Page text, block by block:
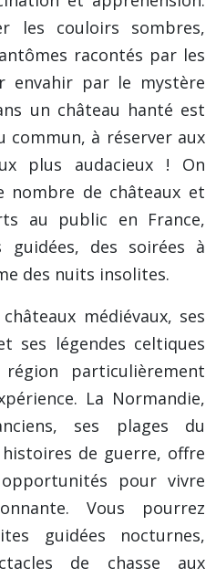
les couloirs sombres,
racontés par les
envahir par le mystère
un château hanté est
commun, à réserver aux
plus audacieux ! On
nombre de châteaux et
au public en France,
guidées, des soirées à
des nuits insolites.
médiévaux, ses
ses légendes celtiques
particulièrement
La Normandie,
ses plages du
de guerre, offre
pour vivre
Vous pourrez
guidées nocturnes,
de chasse aux